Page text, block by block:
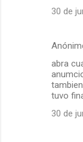
30 de
abra
tuvo
30 de